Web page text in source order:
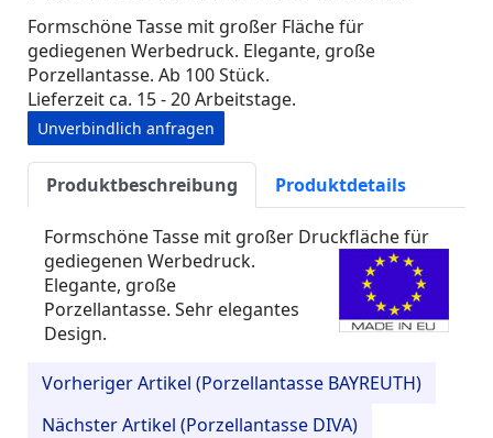
Formschöne Tasse mit großer Fläche für
gediegenen Werbedruck. Elegante, große
Porzellantasse. Ab 100 Stück.
Lieferzeit ca. 15 - 20 Arbeitstage.
Unverbindlich anfragen
Produktbeschreibung Produktdetails
Formschöne Tasse mit großer Druckfläche für
gediegenen Werbedruck.
Elegante, große
Porzellantasse. Sehr elegantes
Design.
Vorheriger Artikel (Porzellantasse BAYREUTH)
Nächster Artikel (Porzellantasse DIVA)